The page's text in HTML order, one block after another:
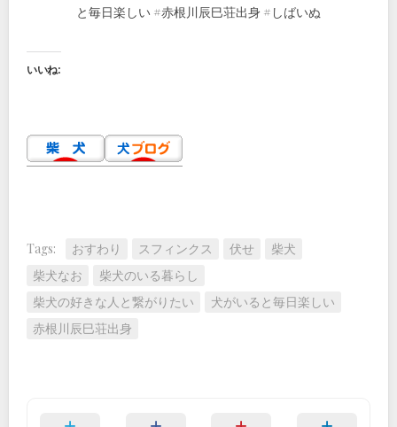
と毎日楽しい #赤根川辰巳荘出身 #しばいぬ
いいね:
Tags: おすわり スフィンクス 伏せ
柴犬
柴犬なお
柴犬のいる暮らし
柴犬の好きな人と繋がりたい
犬がいると毎日楽しい
赤根川辰巳荘出身